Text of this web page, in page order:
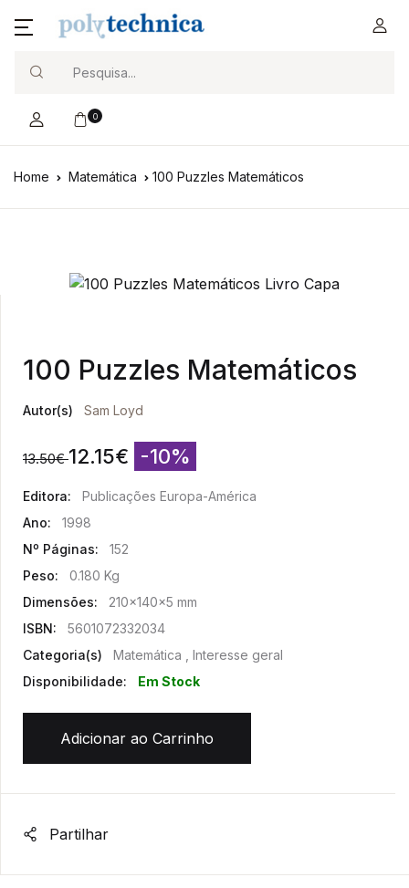
0
Home Matemática 100 Puzzles Matemáticos
100 Puzzles Matemáticos
Autor(s) Sam Loyd
13.50€ 12.15€ -10%
Editora:
Publicações Europa-América
Ano:
1998
Nº Páginas:
152
Peso:
0.180 Kg
Dimensões:
210x140x5 mm
ISBN:
5601072332034
Categoria(s)
Matemática , Interesse geral
Disponibilidade:
Em Stock
Adicionar ao Carrinho
Partilhar